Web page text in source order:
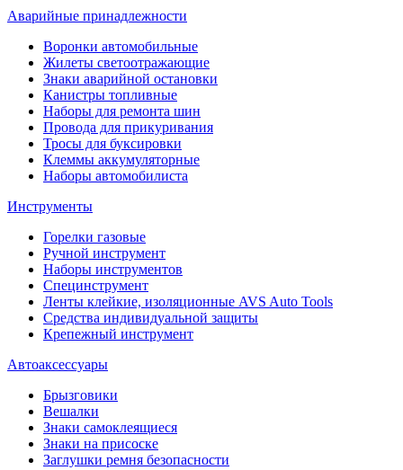
Аварийные принадлежности
Воронки автомобильные
Жилеты светоотражающие
Знаки аварийной остановки
Канистры топливные
Наборы для ремонта шин
Провода для прикуривания
Тросы для буксировки
Клеммы аккумуляторные
Наборы автомобилиста
Инструменты
Горелки газовые
Ручной инструмент
Наборы инструментов
Специнструмент
Ленты клейкие, изоляционные AVS Auto Tools
Средства индивидуальной защиты
Крепежный инструмент
Автоаксессуары
Брызговики
Вешалки
Знаки самоклеящиеся
Знаки на присоске
Заглушки ремня безопасности